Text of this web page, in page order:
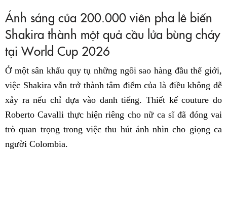
Ánh sáng của 200.000 viên pha lê biến
Shakira thành một quả cầu lửa bùng cháy
tại World Cup 2026
Ở một sân khấu quy tụ những ngôi sao hàng đầu thế giới,
việc Shakira vẫn trở thành tâm điểm của là điều không dễ
xảy ra nếu chỉ dựa vào danh tiếng. Thiết kế couture do
Roberto Cavalli thực hiện riêng cho nữ ca sĩ đã đóng vai
trò quan trọng trong việc thu hút ánh nhìn cho giọng ca
người Colombia.